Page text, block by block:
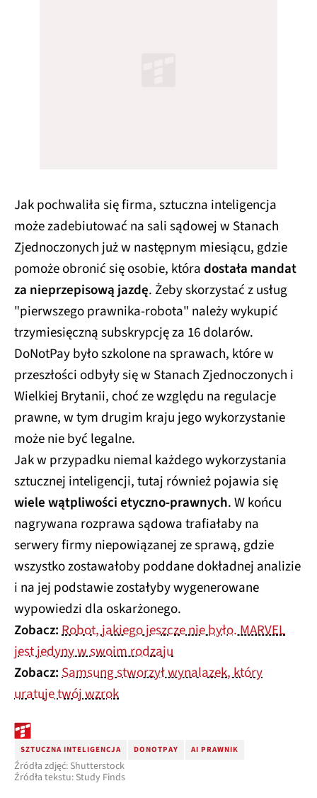
Jak pochwaliła się firma, sztuczna inteligencja
może zadebiutować na sali sądowej w Stanach
Zjednoczonych już w następnym miesiącu, gdzie
pomoże obronić się osobie, któradostała mandat
za nieprzepisową jazdę. Żeby skorzystać z usług
"pierwszego prawnika-robota" należy wykupić
trzymiesięczną subskrypcję za 16 dolarów.
DoNotPay było szkolone na sprawach, które w
przeszłości odbyły się w Stanach Zjednoczonych i
Wielkiej Brytanii, choć ze względu na regulacje
prawne, w tym drugim kraju jego wykorzystanie
może nie być legalne.
Jak w przypadku niemal każdego wykorzystania
sztucznej inteligencji, tutaj również pojawia się
wiele wątpliwości etyczno-prawnych. W końcu
nagrywana rozprawa sądowa trafiałaby na
serwery firmy niepowiązanej ze sprawą, gdzie
wszystko zostawałoby poddane dokładnej analizie
i na jej podstawie zostałyby wygenerowane
wypowiedzi dla oskarżonego.
Zobacz:Robot, jakiego jeszcze nie było. MARVEL
jest jedyny w swoim rodzaju
Zobacz:Samsung stworzył wynalazek, który
uratuje twój wzrok
SZTUCZNA INTELIGENCJA DONOTPAY AI PRAWNIK
Źródła zdjęć: Shutterstock
Źródła tekstu: Study Finds